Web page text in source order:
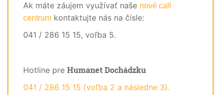
Ak máte záujem využívať naše nové call
centrum kontaktujte nás na čísle:
041 / 286 15 15, voľba 5.
Hotline pre Humanet Dochádzku
041 / 286 15 15 (voľba 2 a následne 3).